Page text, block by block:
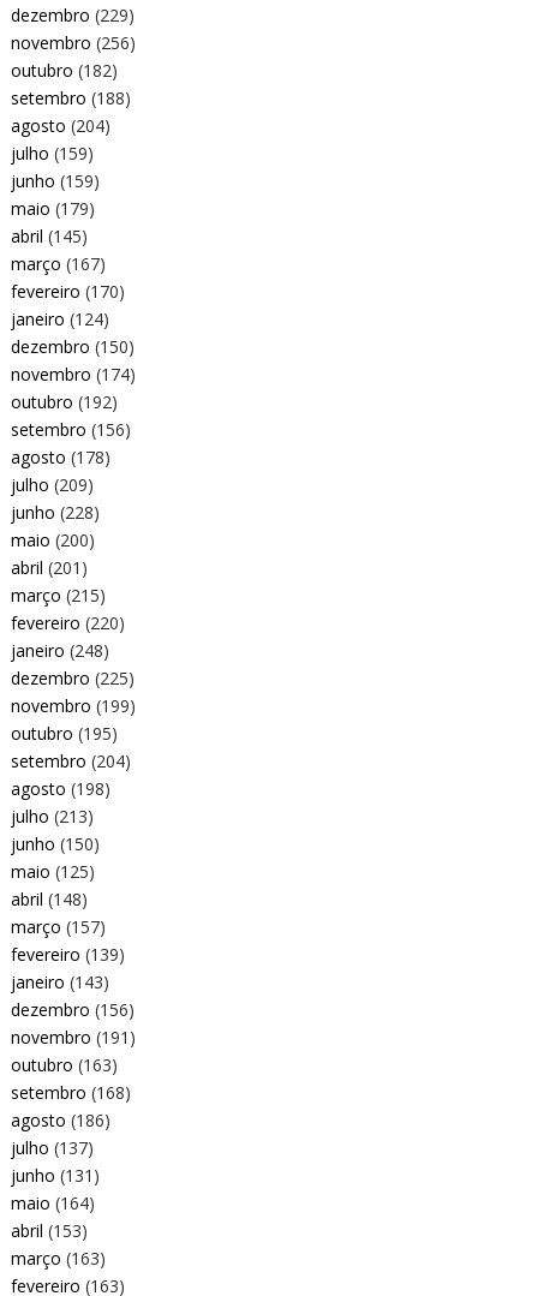
dezembro (229)
novembro (256)
outubro (182)
setembro (188)
agosto (204)
julho (159)
junho (159)
maio (179)
abril (145)
março (167)
fevereiro (170)
janeiro (124)
dezembro (150)
novembro (174)
outubro (192)
setembro (156)
agosto (178)
julho (209)
junho (228)
maio (200)
abril (201)
março (215)
fevereiro (220)
janeiro (248)
dezembro (225)
novembro (199)
outubro (195)
setembro (204)
agosto (198)
julho (213)
junho (150)
maio (125)
abril (148)
março (157)
fevereiro (139)
janeiro (143)
dezembro (156)
novembro (191)
outubro (163)
setembro (168)
agosto (186)
julho (137)
junho (131)
maio (164)
abril (153)
março (163)
fevereiro (163)